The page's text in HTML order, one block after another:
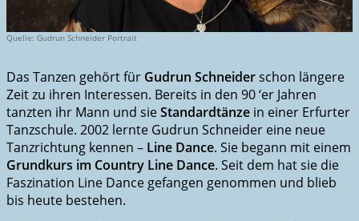
Quelle: Gudrun Schneider Portrait
Das Tanzen gehört für Gudrun Schneiderschon längere
Zeit zu ihren Interessen. Bereits in den 90 ‘er Jahren
tanzten ihr Mann und sieStandardtänze in einer Erfurter
Tanzschule. 2002 lernte Gudrun Schneider eine neue
Tanzrichtung kennen – Line Dance. Sie begann mit einem
Grundkurs im Country Line Dance. Seit dem hat sie die
Faszination Line Dance gefangen genommen und blieb
bis heute bestehen.